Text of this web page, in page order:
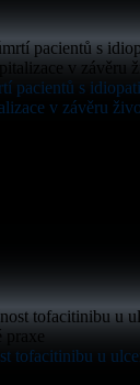
pacientů s
v závěru
tofacitinibu u